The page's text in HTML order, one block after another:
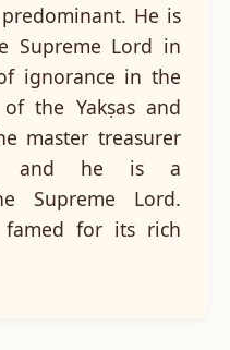
He is
Supreme Lord in
ignorance in the
the Yakṣas and
master treasurer
and he is a
Supreme Lord.
for its rich